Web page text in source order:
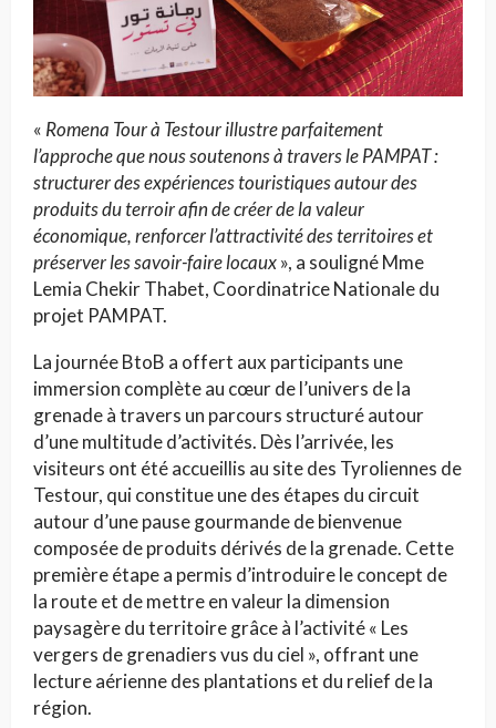
« Romena Tour à Testour illustre parfaitement
l’approche que nous soutenons à travers le PAMPAT :
structurer des expériences touristiques autour des
produits du terroir afin de créer de la valeur
économique, renforcer l’attractivité des territoires et
préserver les savoir-faire locaux», a souligné Mme
Lemia Chekir Thabet, Coordinatrice Nationale du
projet PAMPAT.
La journée BtoB a offert aux participants une
immersion complète au cœur de l’univers de la
grenade à travers un parcours structuré autour
d’une multitude d’activités. Dès l’arrivée, les
visiteurs ont été accueillis au site des Tyroliennes de
Testour, qui constitue une des étapes du circuit
autour d’une pause gourmande de bienvenue
composée de produits dérivés de la grenade. Cette
première étape a permis d’introduire le concept de
la route et de mettre en valeur la dimension
paysagère du territoire grâce à l’activité « Les
vergers de grenadiers vus du ciel », offrant une
lecture aérienne des plantations et du relief de la
région.